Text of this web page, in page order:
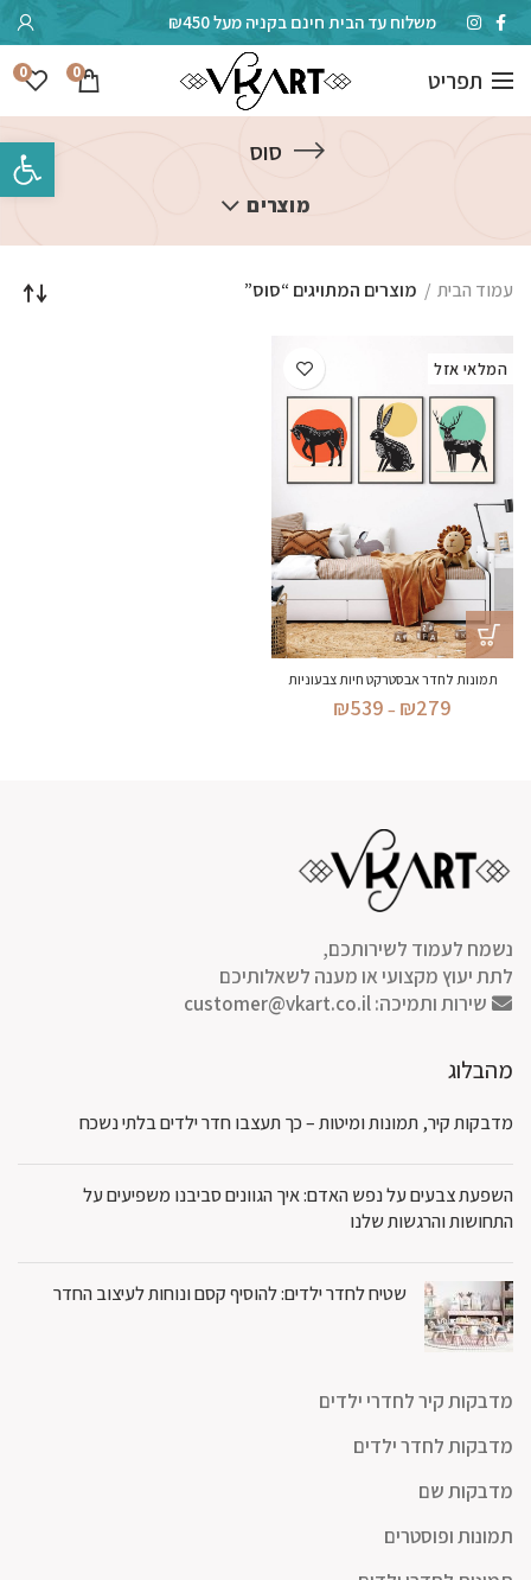
משלוח עד הבית חינם בקניה מעל ₪450
תפריט 0
0
סוס
מוצרים
עמוד הבית מוצרים המתויגים “סוס”
המלאי אזל
תמונות לחדר אבסטרקט חיות צבעוניות
₪279
–
₪539
נשמח לעמוד לשירותכם,
לתת יעוץ מקצועי או מענה לשאלותיכם
שירות ותמיכה:customer@vkart.co.il
מהבלוג
מדבקות קיר, תמונות ומיטות – כך תעצבו חדר ילדים בלתי נשכח
השפעת צבעים על נפש האדם: איך הגוונים סביבנו משפיעים על
התחושות והרגשות שלנו
שטיח לחדר ילדים: להוסיף קסם ונוחות לעיצוב החדר
מדבקות קיר לחדרי ילדים
מדבקות לחדר ילדים
מדבקות שם
תמונות ופוסטרים
פתח